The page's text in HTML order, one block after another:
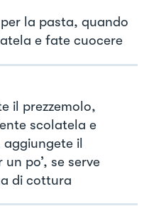
la pasta, quando
e fate cuocere
il prezzemolo,
scolatela e
il
po’, se serve
di cottura